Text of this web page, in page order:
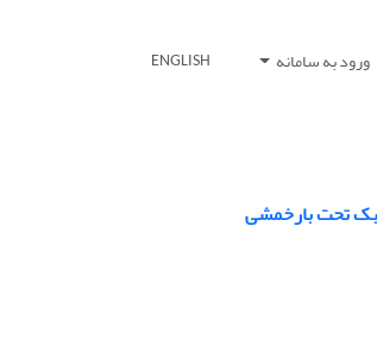
ورود به سامانه ENGLISH
تحت بارخمشی